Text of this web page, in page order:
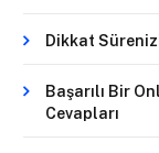
Dikkat
Başarılı Bir
Cevapları